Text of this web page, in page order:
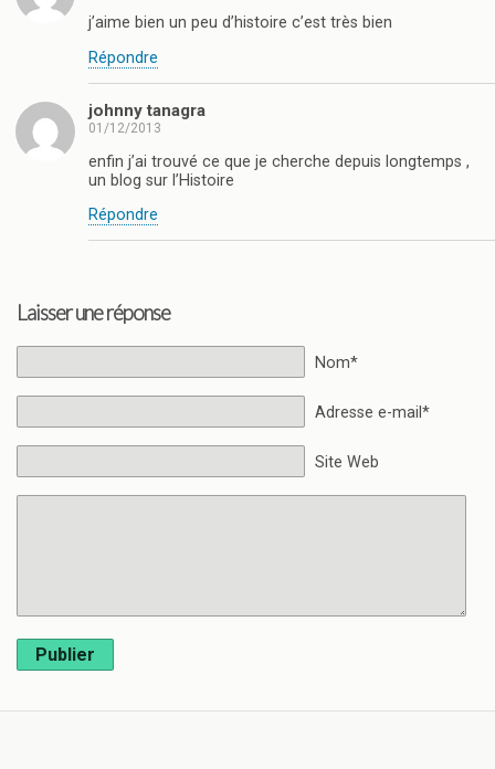
j’aime bien un peu d’histoire c’est très bien
Répondre
johnny tanagra
01/12/2013
enfin j’ai trouvé ce que je cherche depuis longtemps ,
un blog sur l’Histoire
Répondre
Laisser une réponse
Nom*
Adresse e-mail*
Site Web
Publier